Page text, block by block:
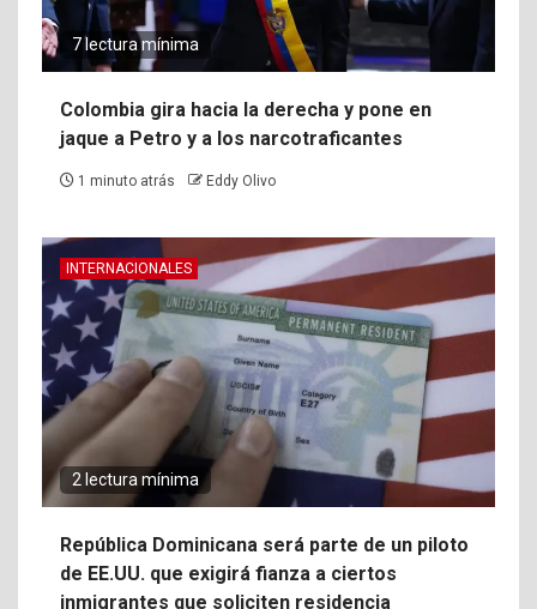
7 lectura mínima
Colombia gira hacia la derecha y pone en
jaque a Petro y a los narcotraficantes
1 minuto atrás Eddy Olivo
INTERNACIONALES
2 lectura mínima
República Dominicana será parte de un piloto
de EE.UU. que exigirá fianza a ciertos
inmigrantes que soliciten residencia